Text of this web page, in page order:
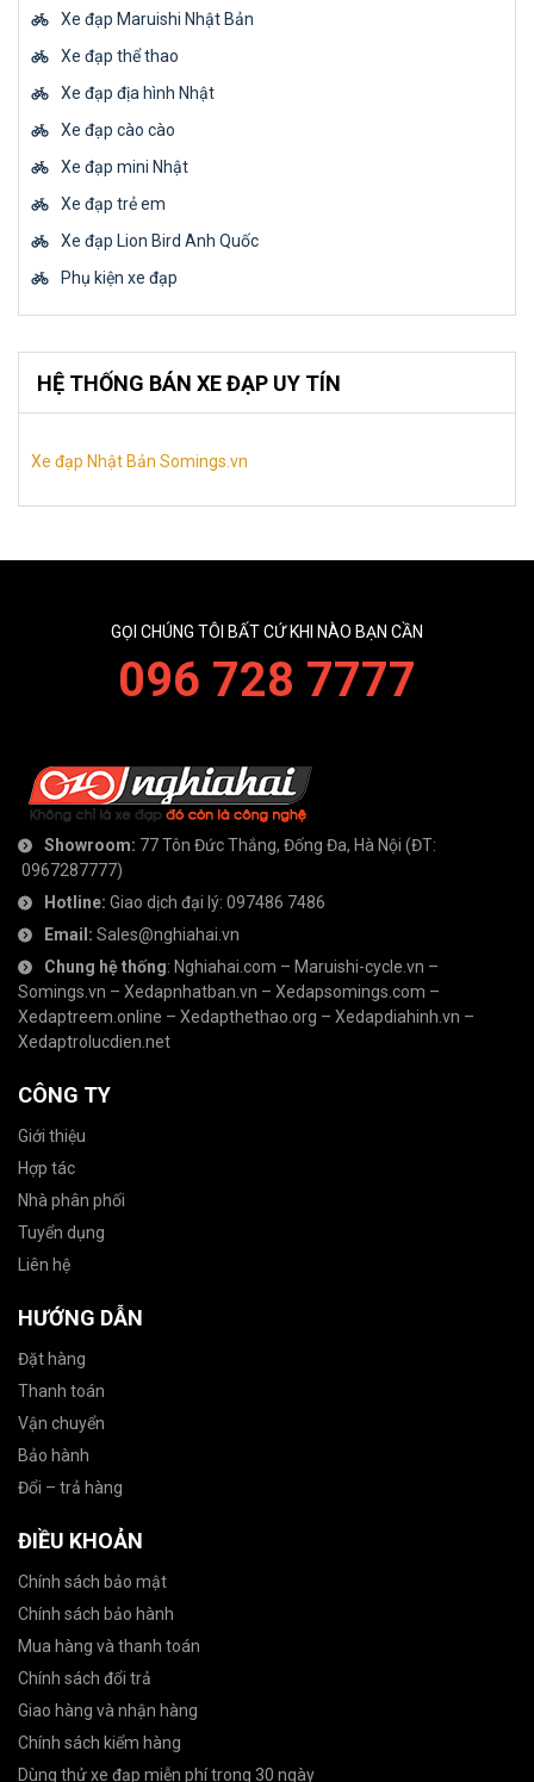
Xe đạp Maruishi Nhật Bản
Xe đạp thể thao
Xe đạp địa hình Nhật
Xe đạp cào cào
Xe đạp mini Nhật
Xe đạp trẻ em
Xe đạp Lion Bird Anh Quốc
Phụ kiện xe đạp
HỆ THỐNG BÁN XE ĐẠP UY TÍN
Xe đạp Nhật Bản Somings.vn
GỌI CHÚNG TÔI BẤT CỨ KHI NÀO BẠN CẦN
096 728 7777
Showroom: 77 Tôn Đức Thắng, Đống Đa, Hà Nội (ĐT:
0967287777)
Hotline: Giao dịch đại lý: 097486 7486
Email: Sales@nghiahai.vn
Chung hệ thống: Nghiahai.com – Maruishi-cycle.vn –
Somings.vn – Xedapnhatban.vn – Xedapsomings.com –
Xedaptreem.online – Xedapthethao.org – Xedapdiahinh.vn –
Xedaptrolucdien.net
CÔNG TY
Giới thiệu
Hợp tác
Nhà phân phối
Tuyển dụng
Liên hệ
HƯỚNG DẪN
Đặt hàng
Thanh toán
Vận chuyển
Bảo hành
Đổi – trả hàng
ĐIỀU KHOẢN
Chính sách bảo mật
Chính sách bảo hành
Mua hàng và thanh toán
Chính sách đổi trả
Giao hàng và nhận hàng
Chính sách kiểm hàng
Dùng thử xe đạp miễn phí trong 30 ngày